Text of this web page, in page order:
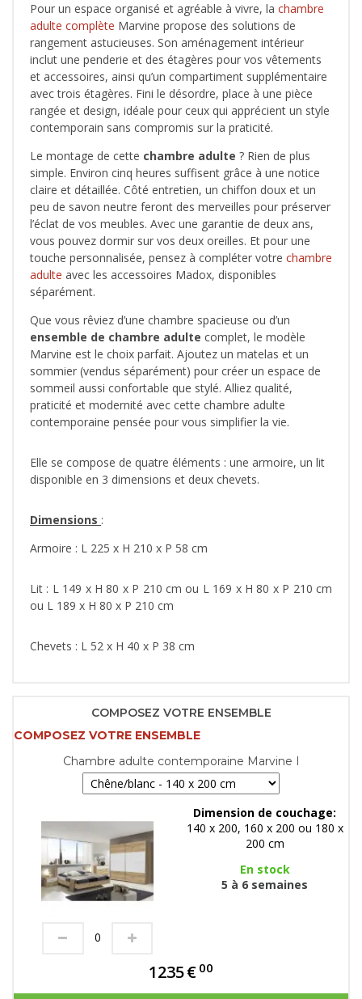
Pour un espace organisé et agréable à vivre, la chambre
adulte complète Marvine propose des solutions de
rangement astucieuses. Son aménagement intérieur
inclut une penderie et des étagères pour vos vêtements
et accessoires, ainsi qu’un compartiment supplémentaire
avec trois étagères. Fini le désordre, place à une pièce
rangée et design, idéale pour ceux qui apprécient un style
contemporain sans compromis sur la praticité.
Le montage de cette chambre adulte ? Rien de plus
simple. Environ cinq heures suffisent grâce à une notice
claire et détaillée. Côté entretien, un chiffon doux et un
peu de savon neutre feront des merveilles pour préserver
l’éclat de vos meubles. Avec une garantie de deux ans,
vous pouvez dormir sur vos deux oreilles. Et pour une
touche personnalisée, pensez à compléter votre chambre
adulte avec les accessoires Madox, disponibles
séparément.
Que vous rêviez d’une chambre spacieuse ou d’un
ensemble de chambre adulte complet, le modèle
Marvine est le choix parfait. Ajoutez un matelas et un
sommier (vendus séparément) pour créer un espace de
sommeil aussi confortable que stylé. Alliez qualité,
praticité et modernité avec cette chambre adulte
contemporaine pensée pour vous simplifier la vie.
Elle se compose de quatre éléments : une armoire, un lit
disponible en 3 dimensions et deux chevets.
Dimensions :
Armoire : L 225 x H 210 x P 58 cm
Lit : L 149 x H 80 x P 210 cm ou L 169 x H 80 x P 210 cm
ou L 189 x H 80 x P 210 cm
Chevets : L 52 x H 40 x P 38 cm
COMPOSEZ VOTRE ENSEMBLE
COMPOSEZ VOTRE ENSEMBLE
Chambre adulte contemporaine Marvine I
Dimension de couchage:
140 x 200, 160 x 200 ou 180 x
200 cm
En stock
5 à 6 semaines
1235€ 00